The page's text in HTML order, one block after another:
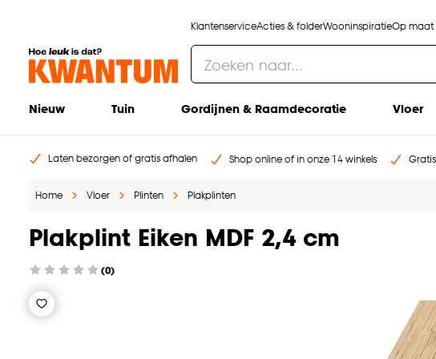
KlantenserviceActies & folderWooninspiratieOp maat
Nieuw Tuin Gordijnen & Raamdecoratie Vloer
Laten bezorgen of gratis afhalen Shop online of in onze 14 winkels
Home Vloer Plinten Plakplinten
Plakplint Eiken MDF 2,4 cm
(0)